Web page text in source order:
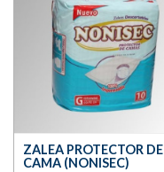
ZALEA PROTECTOR DE
CAMA (NONISEC)